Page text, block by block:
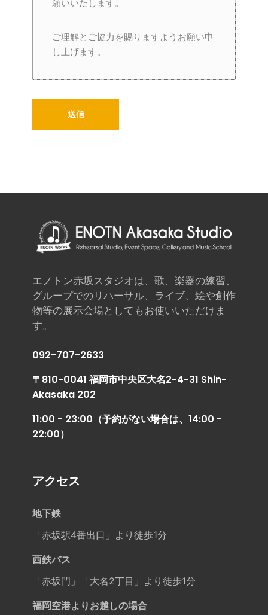
願いいたします。
ご理解とご協力を賜りますようお願い申
し上げます。
エノトン赤坂スタジオは、歌、楽器の練習、
グループでのリハーサル、ライブ、絵や創作
物等の展示会場としてもお使いいただけま
す。
092-707-2633
〒810-0041 福岡市中央区大名2-4-31 Shin-
Akasaka 202
11:00 - 23:00（予約がない場合は、14:00 -
22:00）
アクセス
地下鉄
「赤坂駅4番出口」より徒歩1分
西鉄バス
「赤坂門」「大名2丁目」より徒歩1分
福岡空港よりお越しの場合